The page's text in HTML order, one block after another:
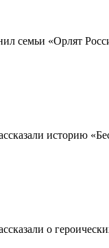
семьи «Орлят
историю
о